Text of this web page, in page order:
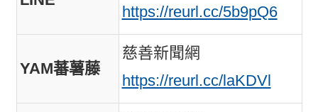
https://reurl.cc/5b9pQ6
YAM蕃薯藤
慈善新聞網
https://reurl.cc/laKDVl